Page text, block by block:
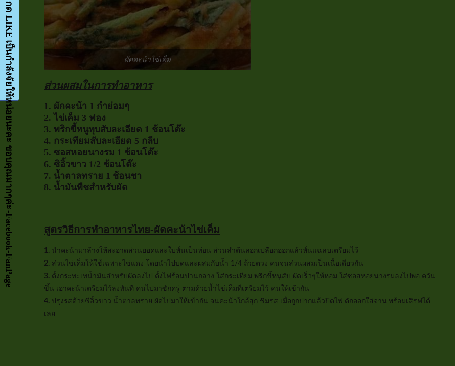
ผัดคะน้าไข่เค็ม
ส่วนผสมในการทำอาหาร
1. ผักคะน้า 1 กำย่อมๆ
2. ไข่เค็ม 3 ฟอง
3. พริกขี้หนูทุบสับละเอียด 1 ช้อนโต๊ะ
4. กระเทียมสับละเอียด 5 กลีบ
5. ซอสหอยนางรม 1 ช้อนโต๊ะ
6. ซิอิ้วขาว 1/2 ช้อนโต๊ะ
7. น้ำตาลทราย 1 ช้อนชา
8. น้ำมันพืชสำหรับผัด
สูตรวิธีการทำอาหารไทย-ผัดคะน้าไข่เค็ม
1. นำคะน้ามาล้างให้สะอาดส่วนยอดและใบหั่นเป็นท่อน ส่วนลำต้นลอกเปลือกออกแล้วหั่นแฉลบเตรียมไว้
2. ส่วนไข่เค็มให้ใช้เฉพาะไข่แดง โดยนำไปบดและผสมกับน้ำ 1/4 ถ้วยตวง คนจนส่วนผสมเป็นเนื้อเดียวกัน
3. ตั้งกระทะเทน้ำมันสำหรับผัดลงไป ตั้งไฟร้อนปานกลาง ใส่กระเทียม พริกขี้หนูสับ ผัดเร็วๆให้หอม ใส่ซอสหอยนางรมลงไปพอ ควัน
ขึ้น เอาคะน้าเตรียมไว้ลงทันที คนไปมาซักครู่ ตามด้วยน้ำไข่เค็มที่เตรียมไว้ คนให้เข้ากัน
4. ปรุงรสด้วยซีอิ้วขาว น้ำตาลทราย ผัดไปมาให้เข้ากัน จนคะน้าใกล้สุก ชิมรส เมื่อถูกปากแล้วปิดไฟ ตักออกใส่จาน พร้อมเสิรฟได้
เลย
กด LIKE เป็นกำลังจัยให้หน่อยนะคะ ขอบคุณมากๆค่ะ-Facebook-FanPage